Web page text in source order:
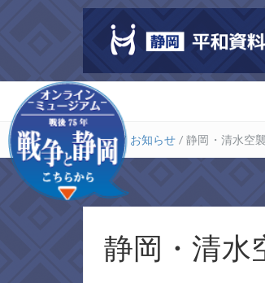
ホーム / お知らせ / 静岡・清水空
静岡・清水